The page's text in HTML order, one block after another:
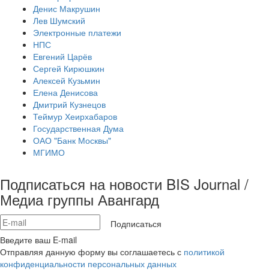
Денис Макрушин
Лев Шумский
Электронные платежи
НПС
Евгений Царёв
Сергей Кирюшкин
Алексей Кузьмин
Елена Денисова
Дмитрий Кузнецов
Теймур Хеирхабаров
Государственная Дума
ОАО "Банк Москвы"
МГИМО
Подписаться на новости BIS Journal /
Медиа группы Авангард
Подписаться
Введите ваш E-mail
Отправляя данную форму вы соглашаетесь с политикой
конфиденциальности персональных данных